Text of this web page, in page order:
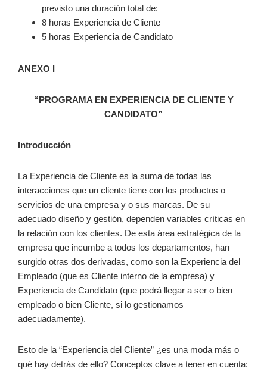
previsto una duración total de:
8 horas Experiencia de Cliente
5 horas Experiencia de Candidato
ANEXO I
“PROGRAMA EN EXPERIENCIA DE CLIENTE Y
CANDIDATO”
Introducción
La Experiencia de Cliente es la suma de todas las
interacciones que un cliente tiene con los productos o
servicios de una empresa y o sus marcas. De su
adecuado diseño y gestión, dependen variables críticas en
la relación con los clientes. De esta área estratégica de la
empresa que incumbe a todos los departamentos, han
surgido otras dos derivadas, como son la Experiencia del
Empleado (que es Cliente interno de la empresa) y
Experiencia de Candidato (que podrá llegar a ser o bien
empleado o bien Cliente, si lo gestionamos
adecuadamente).
Esto de la “Experiencia del Cliente” ¿es una moda más o
qué hay detrás de ello? Conceptos clave a tener en cuenta: